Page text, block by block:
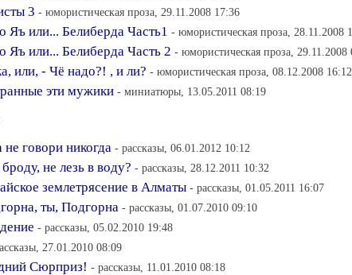
3 - юмористическая проза, 29.11.2008 17:36
Яъ или... Белиберда Часть1 - юмористическая проза, 28.11.2008
Яъ или... Белиберда Часть 2 - юмористическая проза, 29.11.2008
или, - Чё надо?! , и ли? - юмористическая проза, 08.12.2008 16:12
эти мужики - миниатюры, 13.05.2011 08:19
не говори никогда - рассказы, 06.01.2012 10:12
не лезь в воду? - рассказы, 28.12.2011 10:32
землетрясение в Алматы - рассказы, 01.05.2011 16:07
ты, Подгорна - рассказы, 01.07.2010 09:10
- рассказы, 05.02.2010 19:48
27.01.2010 08:09
Сюрприз! - рассказы, 11.01.2010 08:18